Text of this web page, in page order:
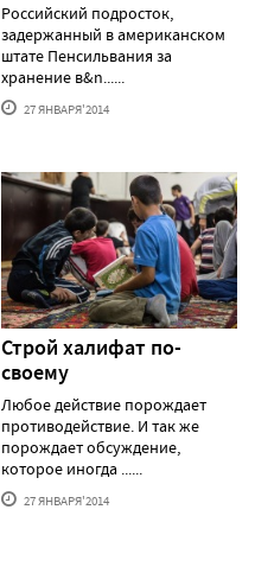
Российский подросток,
задержанный в американском
штате Пенсильвания за
хранение в&n......
27 ЯНВАРЯ'2014
Строй халифат по-
своему
Любое действие порождает
противодействие. И так же
порождает обсуждение,
которое иногда ......
27 ЯНВАРЯ'2014